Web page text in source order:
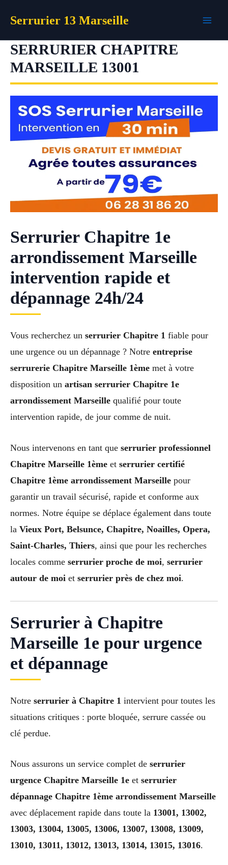
Serrurier 13 Marseille
SERRURIER CHAPITRE
MARSEILLE 13001
Serrurier Chapitre 1e
arrondissement Marseille
intervention rapide et
dépannage 24h/24
Vous recherchez un serrurier Chapitre 1 fiable pour
une urgence ou un dépannage ? Notre entreprise
serrurerie Chapitre Marseille 1ème met à votre
disposition un artisan serrurier Chapitre 1e
arrondissement Marseille qualifié pour toute
intervention rapide, de jour comme de nuit.
Nous intervenons en tant que serrurier professionnel
Chapitre Marseille 1ème et serrurier certifié
Chapitre 1ème arrondissement Marseille pour
garantir un travail sécurisé, rapide et conforme aux
normes. Notre équipe se déplace également dans toute
la Vieux Port, Belsunce, Chapitre, Noailles, Opera,
Saint-Charles, Thiers, ainsi que pour les recherches
locales comme serrurier proche de moi, serrurier
autour de moi et serrurier près de chez moi.
Serrurier à Chapitre
Marseille 1e pour urgence
et dépannage
Notre serrurier à Chapitre 1 intervient pour toutes les
situations critiques : porte bloquée, serrure cassée ou
clé perdue.
Nous assurons un service complet de serrurier
urgence Chapitre Marseille 1e et serrurier
dépannage Chapitre 1ème arrondissement Marseille
avec déplacement rapide dans toute la 13001, 13002,
13003, 13004, 13005, 13006, 13007, 13008, 13009,
13010, 13011, 13012, 13013, 13014, 13015, 13016.